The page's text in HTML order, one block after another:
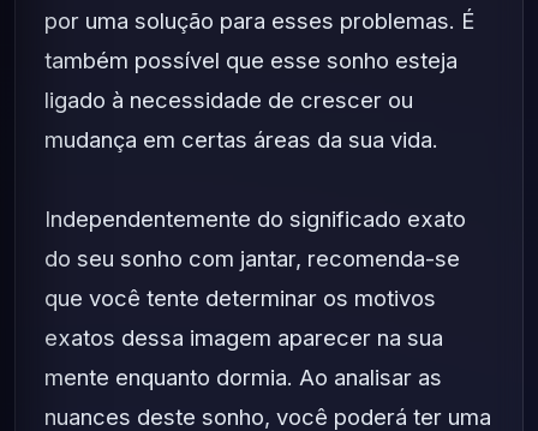
por uma solução para esses problemas. É
também possível que esse sonho esteja
ligado à necessidade de crescer ou
mudança em certas áreas da sua vida.
Independentemente do significado exato
do seu sonho com jantar, recomenda-se
que você tente determinar os motivos
exatos dessa imagem aparecer na sua
mente enquanto dormia. Ao analisar as
nuances deste sonho, você poderá ter uma